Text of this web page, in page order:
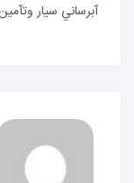
آبرساني سيار